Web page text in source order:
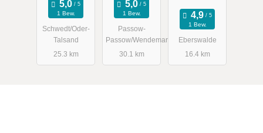
Zahnarztpra
xis
1 Bew.
Schwedt/Oder-
Talsand
25.3 km
1 Bew.
Passow-
Passow/Wendemark
30.1 km
1 Bew.
Eberswalde
16.4 km